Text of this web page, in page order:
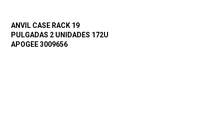
ANVIL CASE RACK 19
PULGADAS 2 UNIDADES 172U
APOGEE 3009656